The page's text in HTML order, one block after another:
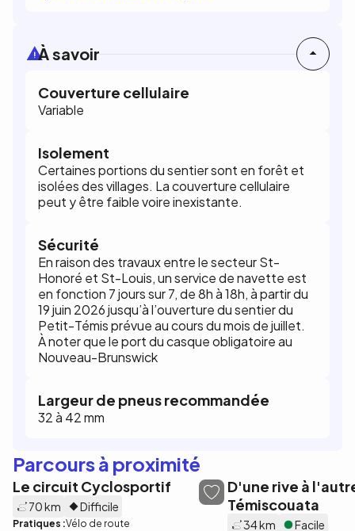
À savoir
Couverture cellulaire
Variable
Isolement
Certaines portions du sentier sont en forêt et
isolées des villages. La couverture cellulaire
peut y être faible voire inexistante.
Sécurité
En raison des travaux entre le secteur St-
Honoré et St-Louis, un service de navette est
en fonction 7 jours sur 7, de 8h à 18h, à partir du
19 juin 2026 jusqu’à l’ouverture du sentier du
Petit-Témis prévue au cours du mois de juillet.
À noter que le port du casque obligatoire au
Nouveau-Brunswick
Largeur de pneus recommandée
32 à 42 mm
Parcours à proximité
Le circuit Cyclosportif
70 km Difficile
Pratiques :Vélo de route
D'une rive à
Témiscouata
34 km Facile